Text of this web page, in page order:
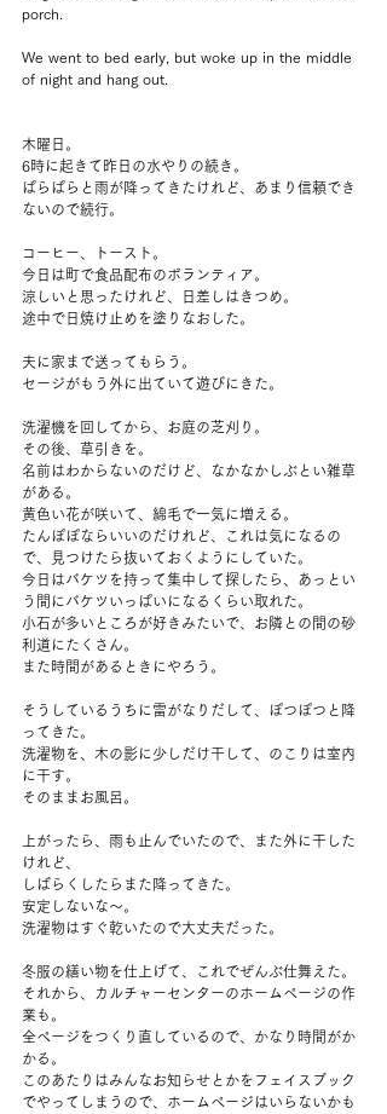
porch.
We went to bed early, but woke up in the middle
of night and hang out.
木曜日。
6時に起きて昨日の水やりの続き。
ぱらぱらと雨が降ってきたけれど、あまり信頼でき
ないので続行。
コーヒー、トースト。
今日は町で食品配布のボランティア。
涼しいと思ったけれど、日差しはきつめ。
途中で日焼け止めを塗りなおした。
夫に家まで送ってもらう。
セージがもう外に出ていて遊びにきた。
洗濯機を回してから、お庭の芝刈り。
その後、草引きを。
名前はわからないのだけど、なかなかしぶとい雑草
がある。
黄色い花が咲いて、綿毛で一気に増える。
たんぽぽならいいのだけれど、これは気になるの
で、見つけたら抜いておくようにしていた。
今日はバケツを持って集中して探したら、あっとい
う間にバケツいっぱいになるくらい取れた。
小石が多いところが好きみたいで、お隣との間の砂
利道にたくさん。
また時間があるときにやろう。
そうしているうちに雷がなりだして、ぽつぽつと降
ってきた。
洗濯物を、木の影に少しだけ干して、のこりは室内
に干す。
そのままお風呂。
上がったら、雨も止んでいたので、また外に干した
けれど、
しばらくしたらまた降ってきた。
安定しないな～。
洗濯物はすぐ乾いたので大丈夫だった。
冬服の繕い物を仕上げて、これでぜんぶ仕舞えた。
それから、カルチャーセンターのホームページの作
業も。
全ページをつくり直しているので、かなり時間がか
かる。
このあたりはみんなお知らせとかをフェイスブック
でやってしまうので、ホームページはいらないかも